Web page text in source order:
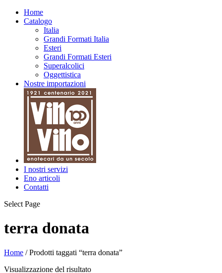
Home
Catalogo
Italia
Grandi Formati Italia
Esteri
Grandi Formati Esteri
Superalcolici
Oggettistica
Nostre importazioni
I nostri servizi
Eno articoli
Contatti
Select Page
terra donata
Home / Prodotti taggati “terra donata”
Visualizzazione del risultato